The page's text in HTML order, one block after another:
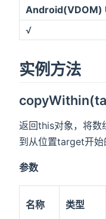
Android(VDOM)
√
实例方法
返回this对象，将数
到从位置target开始
参数
名称 类型